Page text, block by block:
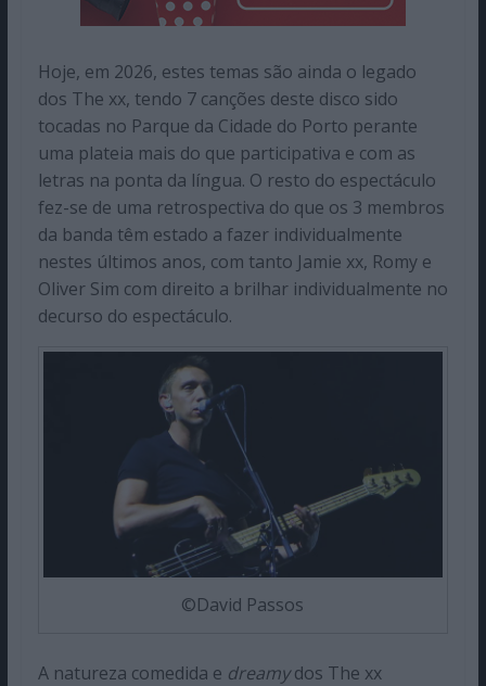
Hoje, em 2026, estes temas são ainda o legado
dos The xx, tendo 7 canções deste disco sido
tocadas no Parque da Cidade do Porto perante
uma plateia mais do que participativa e com as
letras na ponta da língua. O resto do espectáculo
fez-se de uma retrospectiva do que os 3 membros
da banda têm estado a fazer individualmente
nestes últimos anos, com tanto Jamie xx, Romy e
Oliver Sim com direito a brilhar individualmente no
decurso do espectáculo.
©David Passos
A natureza comedida e dreamydos The xx